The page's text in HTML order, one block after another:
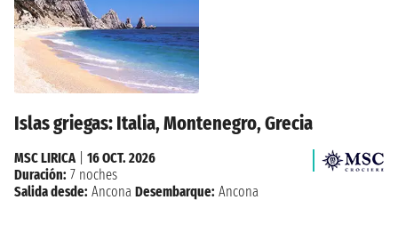
Islas griegas: Italia, Montenegro, Grecia
MSC LIRICA| 16 OCT. 2026
Duración: 7 noches
Salida desde: Ancona Desembarque: Ancona